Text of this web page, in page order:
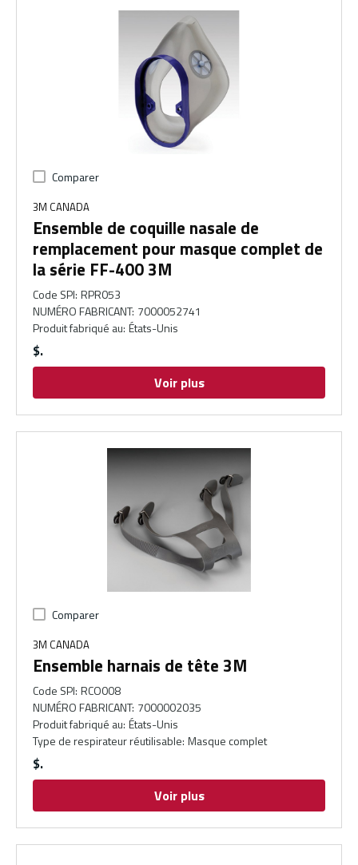
Comparer
3M CANADA
Ensemble de coquille nasale de
remplacement pour masque complet de
la série FF-400 3M
Code SPI: RPR053
NUMÉRO FABRICANT: 7000052741
Produit fabriqué au: États-Unis
$
Voir plus
Comparer
3M CANADA
Ensemble harnais de tête 3M
Code SPI: RCO008
NUMÉRO FABRICANT: 7000002035
Produit fabriqué au: États-Unis
Type de respirateur réutilisable: Masque complet
$
Voir plus